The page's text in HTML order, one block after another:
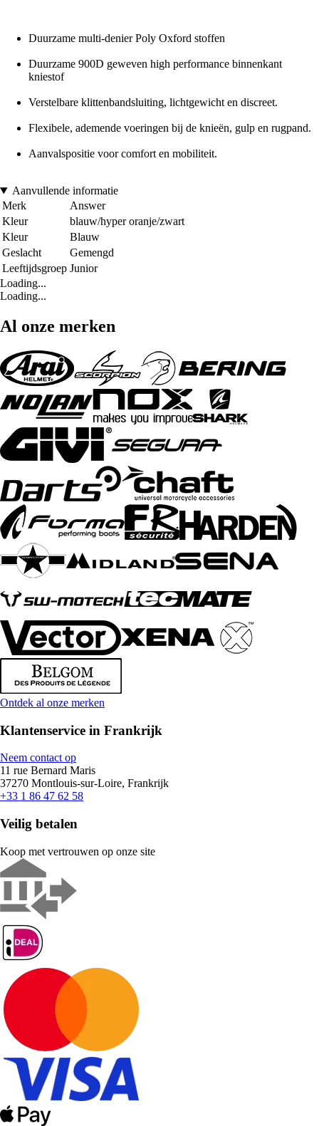
Duurzame multi-denier Poly Oxford stoffen
Duurzame 900D geweven high performance binnenkant
kniestof
Verstelbare klittenbandsluiting, lichtgewicht en discreet.
Flexibele, ademende voeringen bij de knieën, gulp en rugpand.
Aanvalspositie voor comfort en mobiliteit.
Aanvullende informatie
Merk
Answer
Kleur
blauw/hyper oranje/zwart
Kleur
Blauw
Geslacht
Gemengd
Leeftijdsgroep Junior
Loading...
Loading...
Al onze merken
Ontdek al onze merken
Klantenservice in Frankrijk
Neem contact op
11 rue Bernard Maris
37270 Montlouis-sur-Loire, Frankrijk
+33 1 86 47 62 58
Veilig betalen
Koop met vertrouwen op onze site